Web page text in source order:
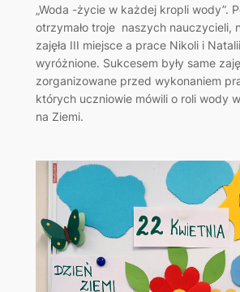
„Woda -życie w każdej kropli wody”.
otrzymało troje naszych nauczycieli,
zajęła III miejsce a prace Nikoli i
wyróżnione. Sukcesem były same
zorganizowane przed wykonaniem
których uczniowie mówili o roli wody
na Ziemi.